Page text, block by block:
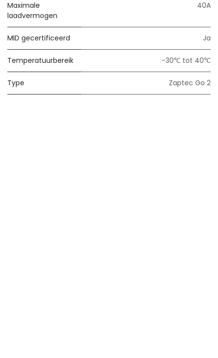
Maximale
laadvermogen
40A
MID gecertificeerd Ja
Temperatuurbereik -30℃ tot 40℃
Type Zaptec Go 2